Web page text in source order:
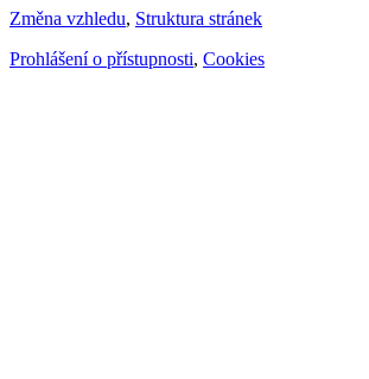
Změna vzhledu, Struktura stránek
Prohlášení o přístupnosti, Cookies